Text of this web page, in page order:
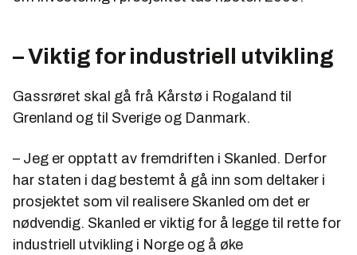
– Viktig for industriell utvikling
Gassrøret skal gå frå Kårstø i Rogaland til
Grenland og til Sverige og Danmark.
– Jeg er opptatt av fremdriften i Skanled. Derfor
har staten i dag bestemt å gå inn som deltaker i
prosjektet som vil realisere Skanled om det er
nødvendig. Skanled er viktig for å legge til rette for
industriell utvikling i Norge og å øke